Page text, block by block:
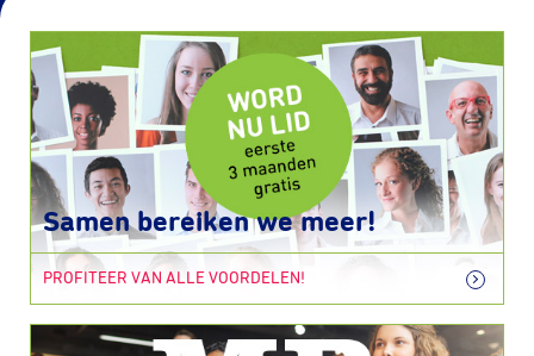
Samen bereiken we meer!
PROFITEER VAN ALLE VOORDELEN!